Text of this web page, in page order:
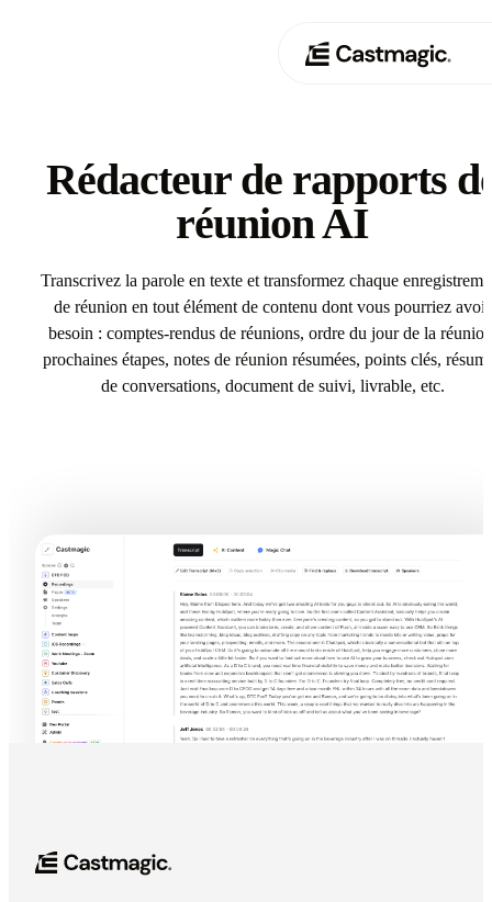
Cas d'utilisation
03 Tarification
À propos de nous
Rédacteur de rapports
réunion AI
Transcrivez la parole en texte et transformez chaque
de réunion en tout élément de contenu dont vous pourriez avoir
besoin : comptes-rendus de réunions, ordre du jour de la
prochaines étapes, notes de réunion résumées, points clés,
de conversations, document de suivi, livrable, etc.